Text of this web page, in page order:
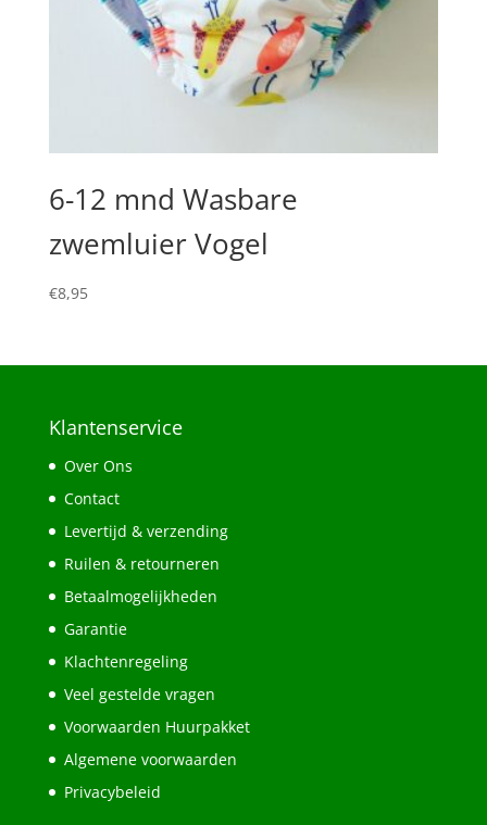
6-12 mnd Wasbare
zwemluier Vogel
€8,95
Klantenservice
Over Ons
Contact
Levertijd & verzending
Ruilen & retourneren
Betaalmogelijkheden
Garantie
Klachtenregeling
Veel gestelde vragen
Voorwaarden Huurpakket
Algemene voorwaarden
Privacybeleid